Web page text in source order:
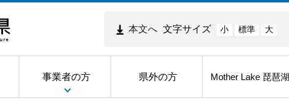
本文へ 文字サイズ 小 標準 大
事業者の方 県外の方 Mother Lake 琵琶湖